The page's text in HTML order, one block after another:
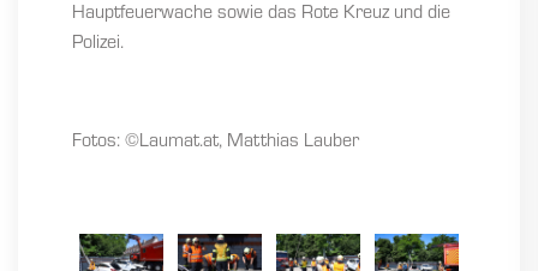
Hauptfeuerwache sowie das Rote Kreuz und die
Polizei.
Fotos: ©Laumat.at, Matthias Lauber